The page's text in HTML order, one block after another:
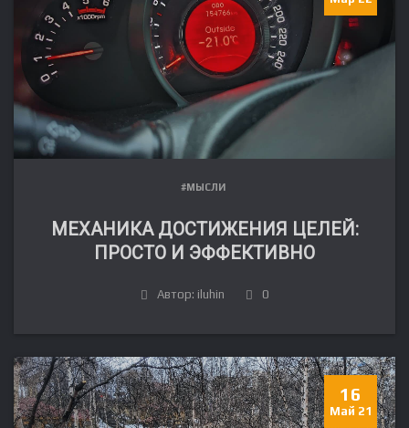
#МЫСЛИ
МЕХАНИКА ДОСТИЖЕНИЯ ЦЕЛЕЙ:
ПРОСТО И ЭФФЕКТИВНО
Автор: iluhin 0
16
Май 21